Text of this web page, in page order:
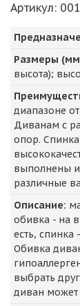
Артикул:
Размеры
высота);
диапазоне
Диванам с
опор.
выполнены
различные
Описание:
обивка - на
есть,
Обивка
выбрать
диван может